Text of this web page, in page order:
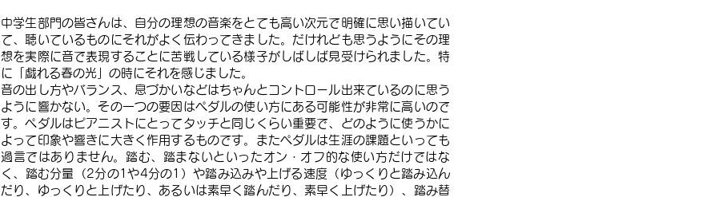
中学生部門の皆さんは、自分の理想の音楽をとても高い次元で明確に思い描いてい
て、聴いているものにそれがよく伝わってきました。だけれども思うようにその理
想を実際に音で表現することに苦戦している様子がしばしば見受けられました。特
に「戯れる春の光」の時にそれを感じました。
音の出し方やバランス、息づかいなどはちゃんとコントロール出来ているのに思う
ように響かない。その一つの要因はペダルの使い方にある可能性が非常に高いので
す。ペダルはピアニストにとってタッチと同じくらい重要で、どのように使うかに
よって印象や響きに大きく作用するものです。またペダルは生涯の課題といっても
過言ではありません。踏む、踏まないといったオン・オフ的な使い方だけではな
く、踏む分量（2分の1や4分の1）や踏み込みや上げる速度（ゆっくりと踏み込ん
だり、ゆっくりと上げたり、あるいは素早く踏んだり、素早く上げたり）、踏み替